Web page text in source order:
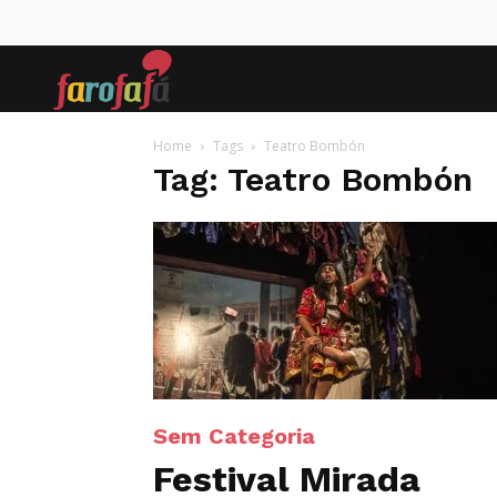
Home Tags Teatro Bombón
Tag: Teatro Bombón
Sem Categoria
Festival Mirada